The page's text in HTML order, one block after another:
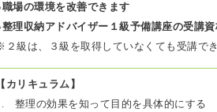
職場の環境を改善できます
整理収納アドバイザー１級予備講座の受講
２級は、３級を取得していなくても受講でき
【カリキュラム】
整理の効果を知って目的を具体的にする